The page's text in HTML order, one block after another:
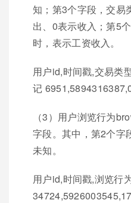
知；第3个字段，交易
出、0表示收入；第5
时，表示工资收入。
用户id,时间戳,交易类
记
（3）用户浏览行为
字段。其中，第2个字
未知。
用户id,时间戳,浏览行